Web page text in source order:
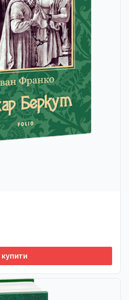
купити